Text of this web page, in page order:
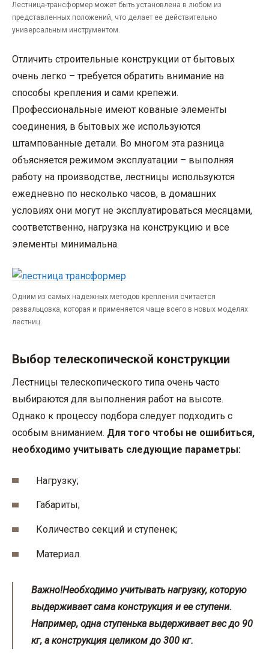
Лестница-трансформер может быть установлена в любом из
представленных положений, что делает ее действительно
универсальным инструментом.
Отличить строительные конструкции от бытовых
очень легко – требуется обратить внимание на
способы крепления и сами крепежи.
Профессиональные имеют кованые элементы
соединения, в бытовых же используются
штампованные детали. Во многом эта разница
объясняется режимом эксплуатации – выполняя
работу на производстве, лестницы используются
ежедневно по несколько часов, в домашних
условиях они могут не эксплуатироваться месяцами,
соответственно, нагрузка на конструкцию и все
элементы минимальна.
Одним из самых надежных методов крепления считается
развальцовка, которая и применяется чаще всего в новых моделях
лестниц.
Выбор телескопической конструкции
Лестницы телескопического типа очень часто
выбираются для выполнения работ на высоте.
Однако к процессу подбора следует подходить с
особым вниманием. Для того чтобы не ошибиться,
необходимо учитывать следующие параметры:
Нагрузку;
Габариты;
Количество секций и ступенек;
Материал.
Важно!Необходимо учитывать нагрузку, которую
выдерживает сама конструкция и ее ступени.
Например, одна ступенька выдерживает вес до 90
кг, а конструкция целиком до 300 кг.